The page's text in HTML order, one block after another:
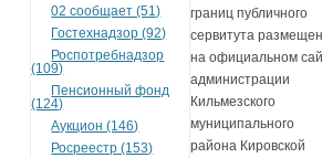
02 сообщает (51)
Гостехнадзор (92)
Роспотребнадзор
(109)
Пенсионный фонд
(124)
Аукцион (146)
Росреестр (153)
границ публичного
сервитута
на официальном
администрации
Кильмезского
муниципального
района Кировской